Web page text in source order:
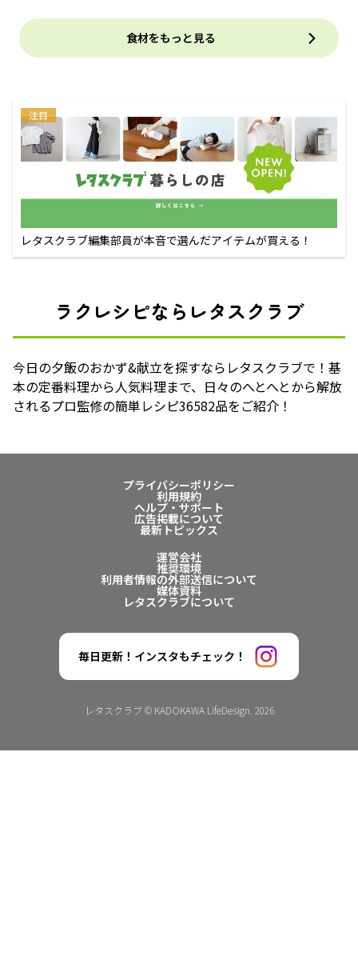
食材をもっと見る
注目
レタスクラブ編集部員が本音で選んだアイテムが買える！
ラクレシピならレタスクラブ
今日の夕飯のおかず&献立を探すならレタスクラブで！基
本の定番料理から人気料理まで、日々のへとへとから解放
されるプロ監修の簡単レシピ36582品をご紹介！
プライバシーポリシー
利用規約
ヘルプ・サポート
広告掲載について
最新トピックス
運営会社
推奨環境
利用者情報の外部送信について
媒体資料
レタスクラブについて
毎日更新！インスタもチェック！
レタスクラブ © KADOKAWA LifeDesign. 2026